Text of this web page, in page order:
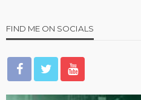
FIND ME ON SOCIALS